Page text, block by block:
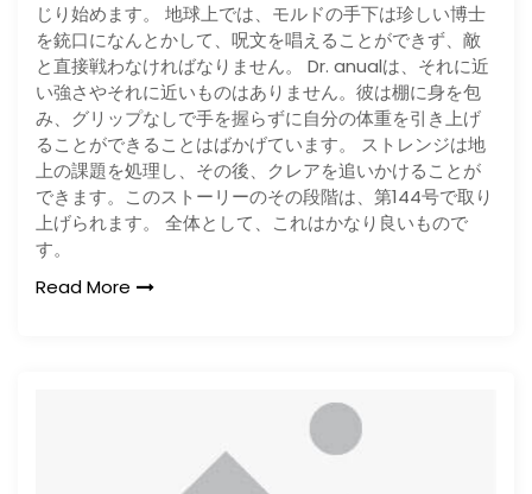
じり始めます。 地球上では、モルドの手下は珍しい博士
を銃口になんとかして、呪文を唱えることができず、敵
と直接戦わなければなりません。 Dr. anualは、それに近
い強さやそれに近いものはありません。彼は棚に身を包
み、グリップなしで手を握らずに自分の体重を引き上げ
ることができることはばかげています。 ストレンジは地
上の課題を処理し、その後、クレアを追いかけることが
できます。このストーリーのその段階は、第144号で取り
上げられます。 全体として、これはかなり良いもので
す。
Read More